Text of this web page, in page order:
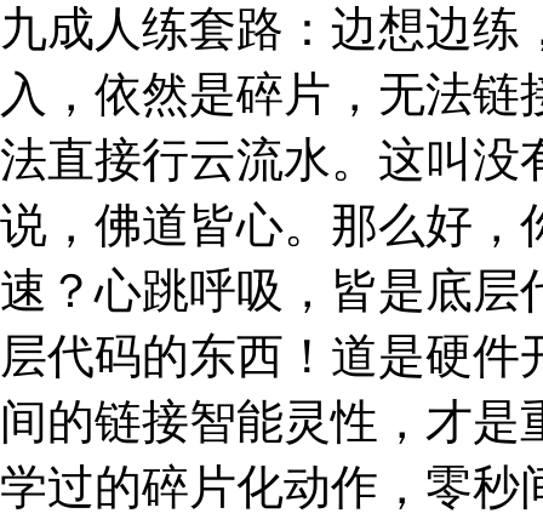
九成人练套路：边想边
入，依然是碎片，无法
法直接行云流水。这叫没
说，佛道皆心。那么好，
速？心跳呼吸，皆是底层
层代码的东西！道是硬
间的链接智能灵性，才
学过的碎片化动作，零秒